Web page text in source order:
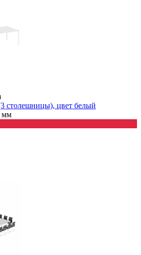
столешницы), цвет белый
мм